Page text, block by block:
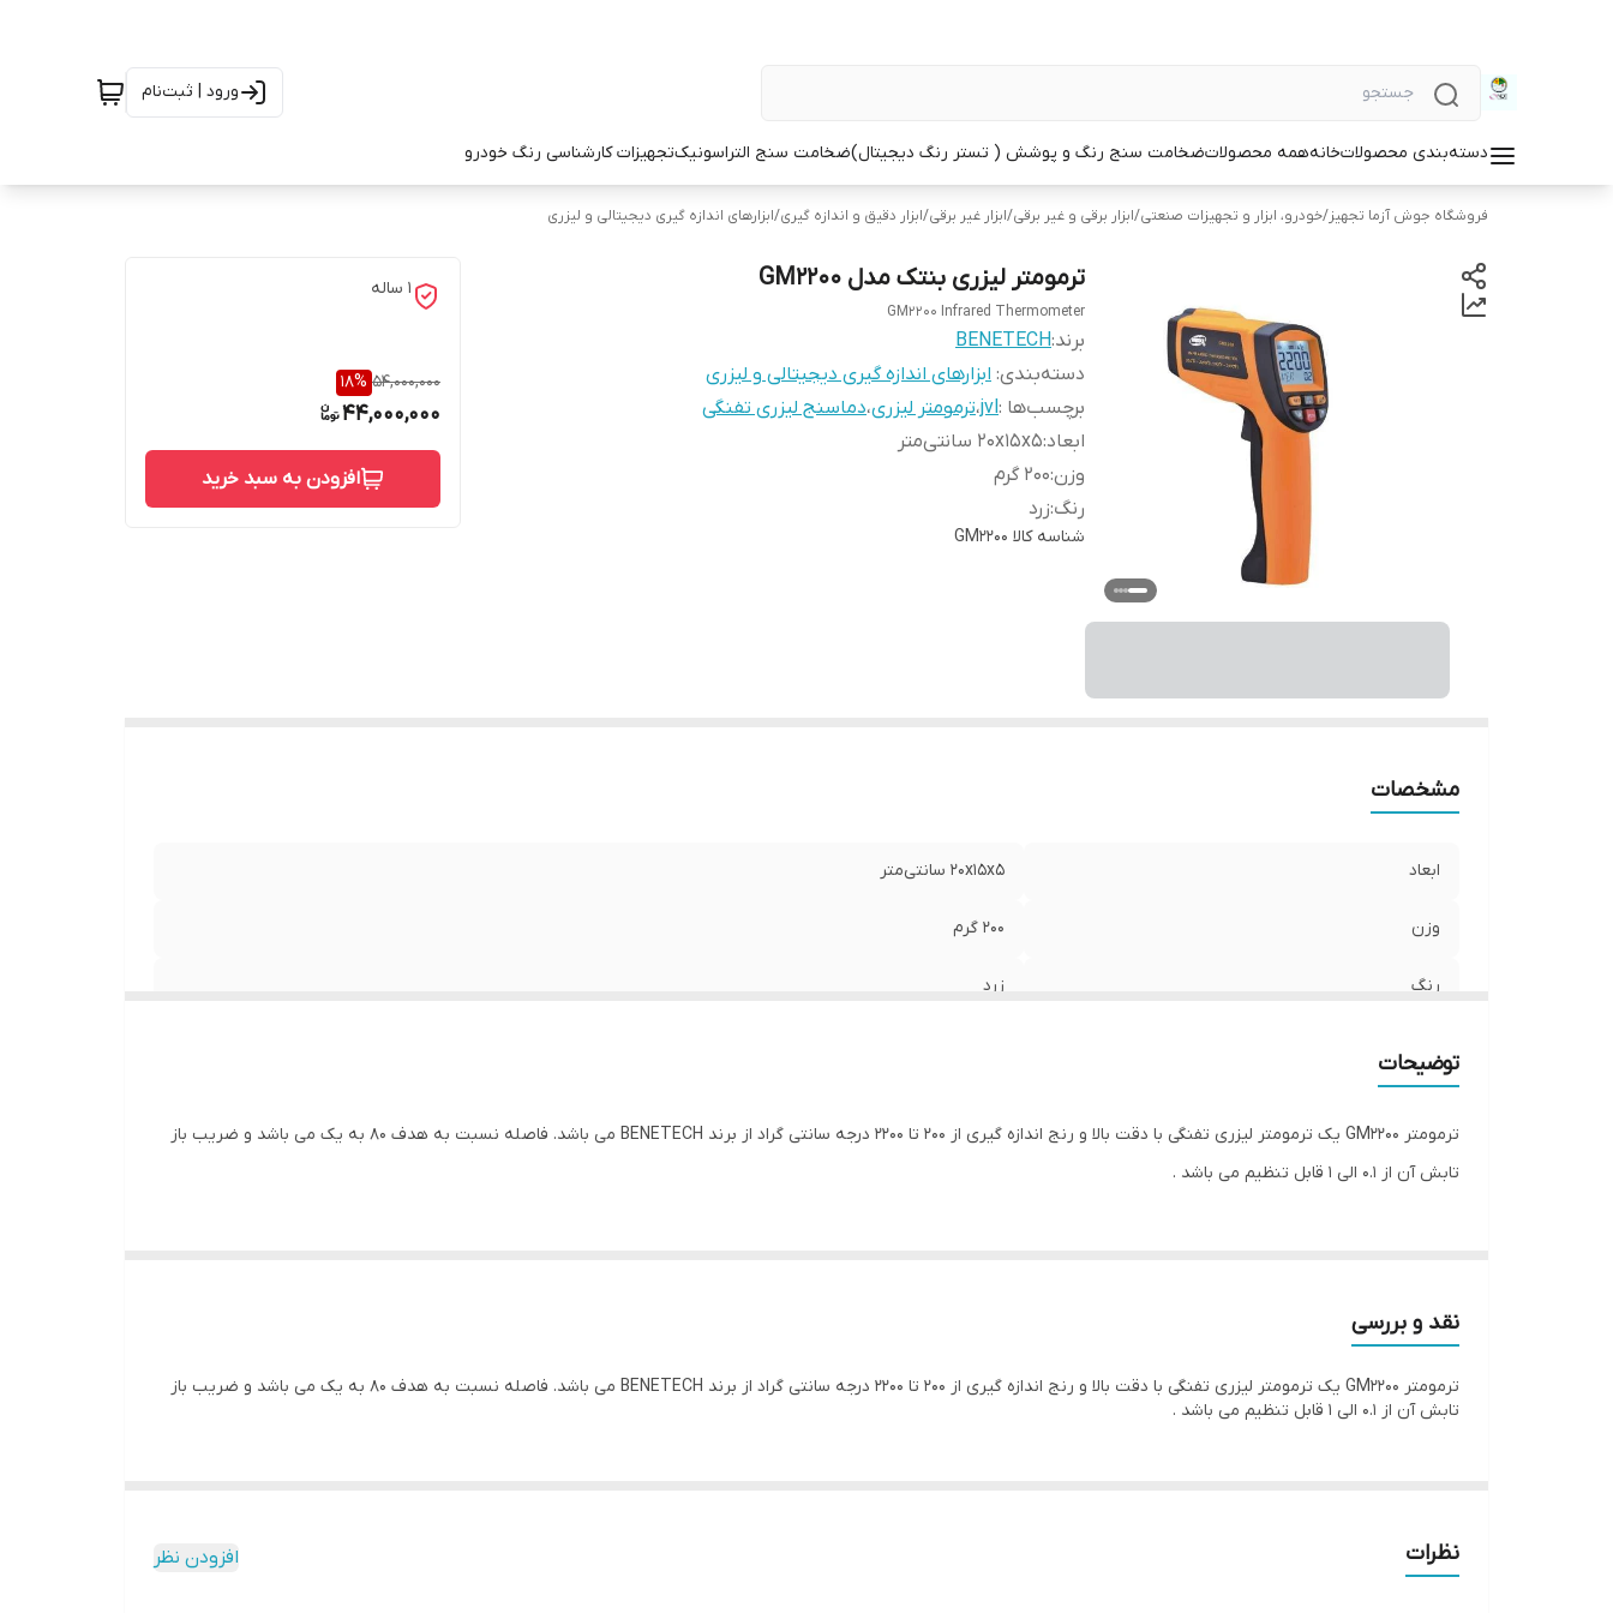
ورود | ثبت‌نام
دسته‌بندی محصولاتخانههمه محصولاتضخامت سنج رنگ و پوشش ( تستر رنگ دیجیتال)ضخامت سنج التراسونیکتجهیزات کارشناسی رنگ خودرو
فروشگاه جوش آزما تجهیز/خودرو، ابزار و تجهیزات صنعتی/ابزار برقی و غیر برقی/ابزار غیر برقی/ابزار دقیق و اندازه گیری/ابزارهای اندازه گیری دیجیتالی و لیزری
ترمومتر لیزری بنتک مدل GM2200
GM2200 Infrared Thermometer
برند:BENETECH
دسته‌بندی: ابزارهای اندازه گیری دیجیتالی و لیزری
برچسب‌ها :jvl،ترمومتر لیزری،دماسنج لیزری تفنگی
ابعاد:20x15x5 سانتی‌متر
وزن:200 گرم
رنگ:زرد
شناسه کالا GM2200
1 ساله
54,000,000
18%
44,000,000
افزودن به سبد خرید
مشخصات
ابعاد 20x15x5 سانتی‌متر
وزن 200 گرم
رنگ زرد
توضیحات
ترمومتر GM2200 یک ترمومتر لیزری تفنگی با دقت بالا و رنج اندازه گیری از 200 تا 2200 درجه سانتی گراد از برند BENETECH می باشد‏.‏ فاصله نسبت به هدف 80 به یک می باشد و ضریب باز
تابش آن از 0.1 الی 1 قابل تنظیم می باشد .
نقد و بررسی
ترمومتر GM2200 یک ترمومتر لیزری تفنگی با دقت بالا و رنج اندازه گیری از 200 تا 2200 درجه سانتی گراد از برند BENETECH می باشد‏.‏ فاصله نسبت به هدف 80 به یک می باشد و ضریب باز
تابش آن از 0.1 الی 1 قابل تنظیم می باشد .
نظرات افزودن نظر